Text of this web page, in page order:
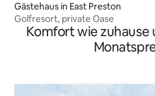
Gästehaus in East Preston
Golfresort, private Oase
Komfort wie